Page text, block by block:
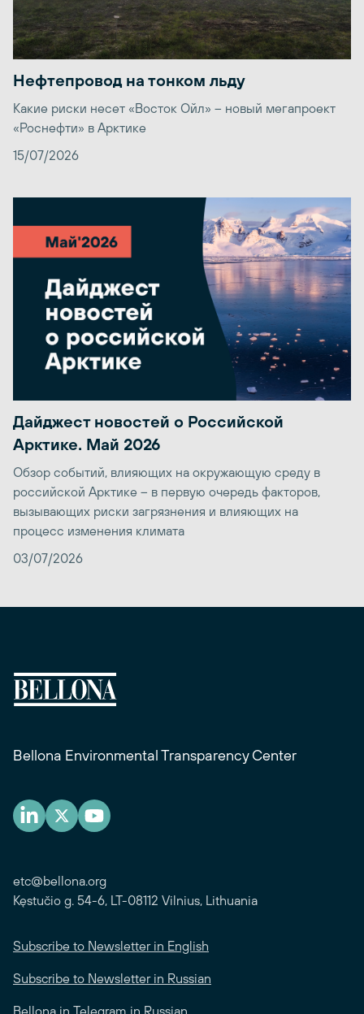
Нефтепровод на тонком льду
Какие риски несет «Восток Ойл» – новый мегапроект
«Роснефти» в Арктике
15/07/2026
Дайджест новостей о Российской
Арктике. Май 2026
Обзор событий, влияющих на окружающую среду в
российской Арктике – в первую очередь факторов,
вызывающих риски загрязнения и влияющих на
процесс изменения климата
03/07/2026
Bellona Environmental Transparency Center
etc@bellona.org
Kęstučio g. 54-6, LT-08112 Vilnius, Lithuania
Subscribe to Newsletter in English
Subscribe to Newsletter in Russian
Bellona in Telegram in Russian